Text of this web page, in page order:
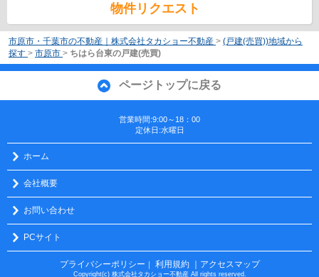
物件リクエスト
市原市・千葉市の不動産｜株式会社タカショー不動産 > (戸建(売買))地域から
探す > 市原市 > ちはら台東の戸建(売買)
ページトップに戻る
営業時間:9:00～18：00
定休日:水曜日
ホーム
会社概要
お問い合わせ
PCサイト
プライバシーポリシー ｜ 利用規約 ｜アクセスマップ
Copyright(c) 株式会社タカショー不動産 All rights reserved.